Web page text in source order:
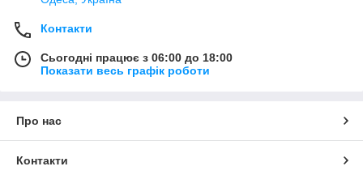
Контакти
Сьогодні працює з 06:00 до 18:00
Показати весь графік роботи
Про нас
Контакти